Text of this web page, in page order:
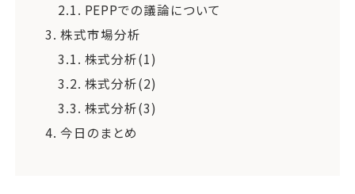
2.1. PEPPでの議論について
3. 株式市場分析
3.1. 株式分析(1)
3.2. 株式分析(2)
3.3. 株式分析(3)
4. 今日のまとめ